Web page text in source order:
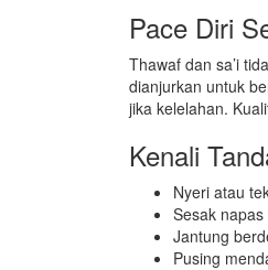
Pace Diri
Thawaf dan sa’i
dianjurkan untuk
jika kelelahan.
Kenali
Nyeri atau
Sesak
Jantung
Pusing